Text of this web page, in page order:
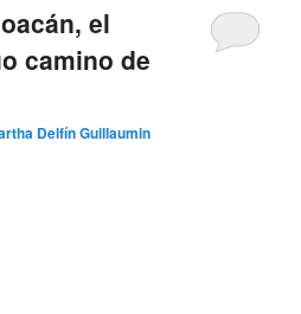
el
camino de
Delfín Guillaumin